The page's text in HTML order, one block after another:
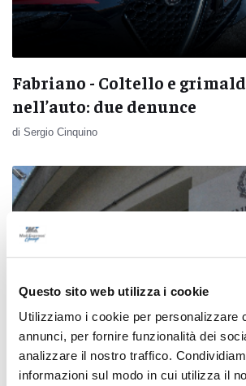
Questo sito web utilizza i cookie
Utilizziamo i cookie per personalizzare
annunci, per fornire funzionalità dei
analizzare il nostro traffico.
informazioni sul modo in cui utilizza il
Fabriano - Coltello e
nell’auto: due denunce
di Sergio Cinquino